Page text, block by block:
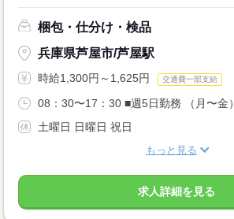
梱包・仕分け・検品
兵庫県芦屋市/芦屋駅
時給1,300円～1,625円 交通費一部支給
08：30〜17：30 ■週5日勤務 （月〜金）
土曜日 日曜日 祝日
もっと見る
求人詳細を見る